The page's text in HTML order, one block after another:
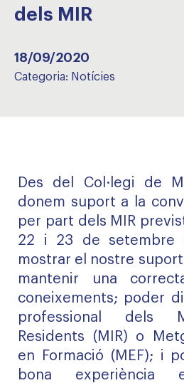
dels MIR
18/09/2020
Categoria: Notícies
Des del Col·legi de
donem suport a la
per part dels MIR
22 i 23 de setembre
mostrar el nostre
mantenir una
coneixements; poder
professional dels
Residents (MIR) o
en Formació (MEF); i
bona